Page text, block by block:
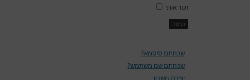
זכור אותי
שכחתם סיסמא?
שכחתם שם משתמש?
יצירת חשבון